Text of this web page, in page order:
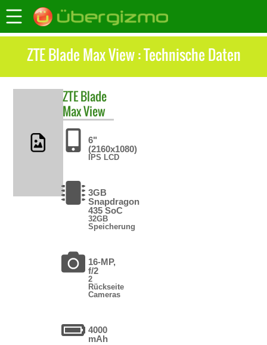
ZTE Blade Max View : Technische Daten
ZTEBlade
Max View
6"
(2160x1080)
IPS LCD
3GB
Snapdragon
435 SoC
32GB
Speicherung
16-MP,
f/2
2
Rückseite
Cameras
4000
mAh